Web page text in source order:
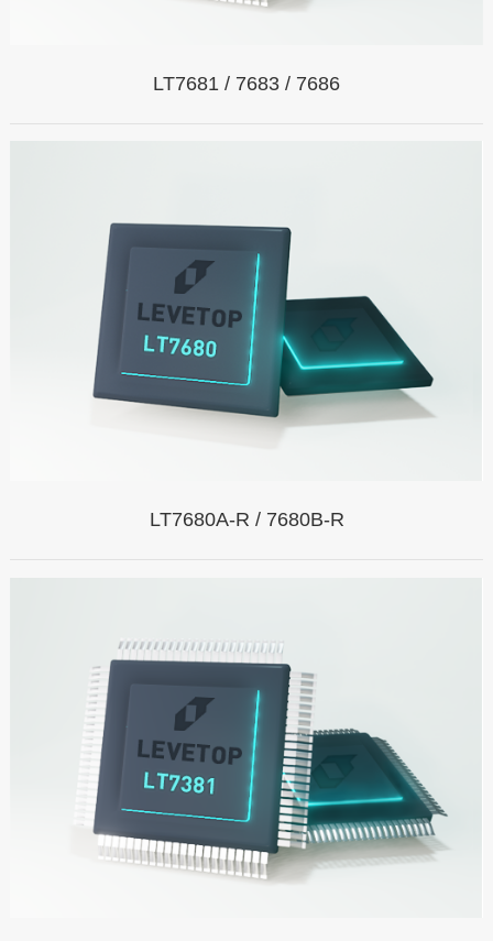
LT7681 / 7683 / 7686
LT7680A-R / 7680B-R